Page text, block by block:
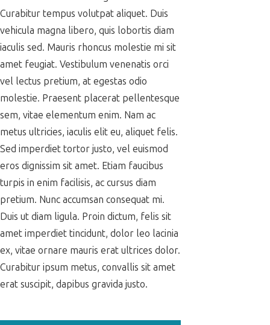
Curabitur tempus volutpat aliquet. Duis
vehicula magna libero, quis lobortis diam
iaculis sed. Mauris rhoncus molestie mi sit
amet feugiat. Vestibulum venenatis orci
vel lectus pretium, at egestas odio
molestie. Praesent placerat pellentesque
sem, vitae elementum enim. Nam ac
metus ultricies, iaculis elit eu, aliquet felis.
Sed imperdiet tortor justo, vel euismod
eros dignissim sit amet. Etiam faucibus
turpis in enim facilisis, ac cursus diam
pretium. Nunc accumsan consequat mi.
Duis ut diam ligula. Proin dictum, felis sit
amet imperdiet tincidunt, dolor leo lacinia
ex, vitae ornare mauris erat ultrices dolor.
Curabitur ipsum metus, convallis sit amet
erat suscipit, dapibus gravida justo.